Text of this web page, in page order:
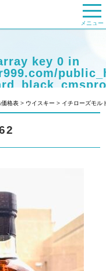
メニュー
key 0 in
in
価格表 > ウイスキー > イチローズモル